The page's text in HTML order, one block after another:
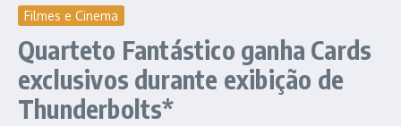
Filmes e Cinema
Quarteto Fantástico ganha Cards
exclusivos durante exibição de
Thunderbolts*